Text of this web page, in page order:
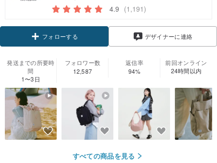
4.9 (1,191)
クーポン取得
フォローする デザイナーに連絡
発送までの所要時
間
1〜3日
フォロワー数
12,587
返信率
94%
前回オンライン
24時間以内
すべての商品を見る